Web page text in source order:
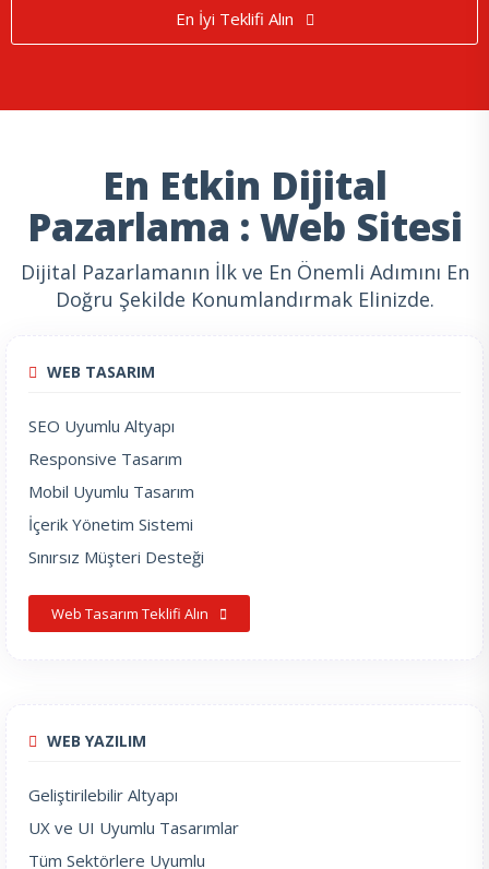
En İyi Teklifi Alın
En Etkin Dijital
Pazarlama : Web Sitesi
Dijital Pazarlamanın İlk ve En Önemli Adımını En
Doğru Şekilde Konumlandırmak Elinizde.
WEB TASARIM
SEO Uyumlu Altyapı
Responsive Tasarım
Mobil Uyumlu Tasarım
İçerik Yönetim Sistemi
Sınırsız Müşteri Desteği
Web Tasarım Teklifi Alın
WEB YAZILIM
Geliştirilebilir Altyapı
UX ve UI Uyumlu Tasarımlar
Tüm Sektörlere Uyumlu